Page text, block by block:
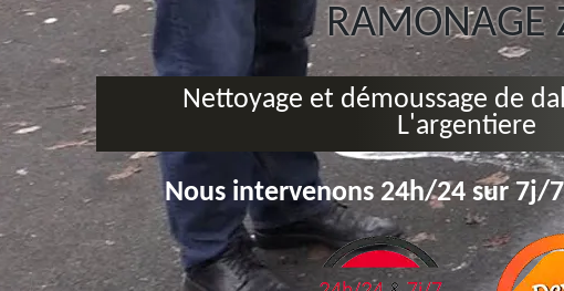
RAMONAGE
Nettoyage et démoussage de
L'argentiere
Nous intervenons 24h/24 sur 7j/